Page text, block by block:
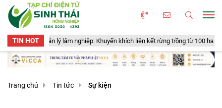
TIN HOT
lý lâm nghiệp: Khuyến khích liên kết rừng trồng từ 100 ha để cấp mã số
Trang chủ Tin tức Sự kiện